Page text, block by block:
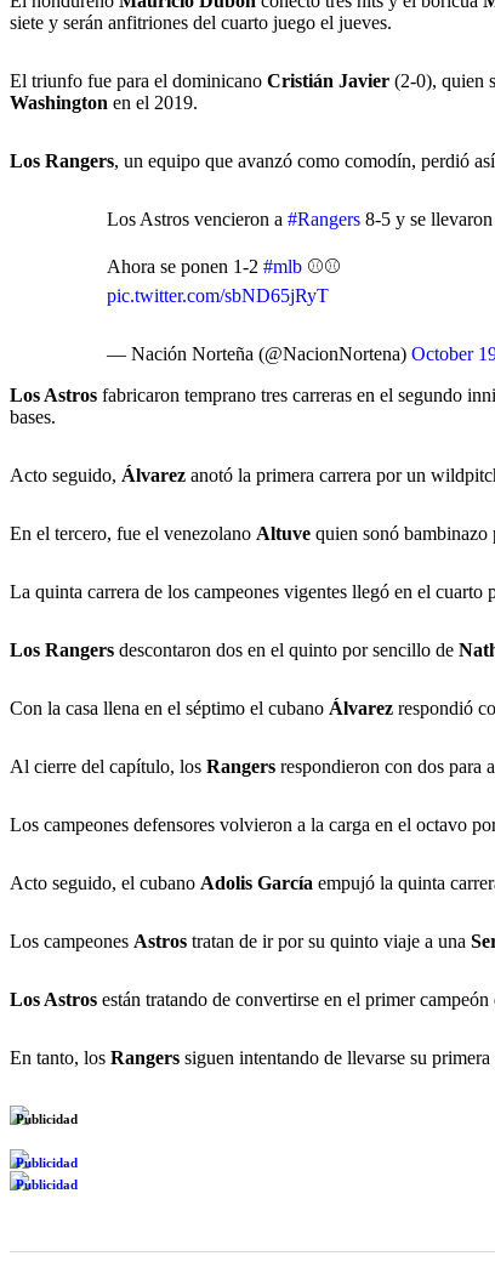
siete y serán anfitriones del cuarto juego el jueves.
El triunfo fue para el dominicano Cristián Javier (2-0), quien
Washington en el 2019.
Los Rangers, un equipo que avanzó como comodín, perdió
Los Astros vencieron a #Rangers 8-5 y se
Ahora se ponen 1-2 #mlb ⚾️⚾️
pic.twitter.com/sbND65jRyT
— Nación Norteña (@NacionNortena) October
Los Astros fabricaron temprano tres carreras en el segundo
bases.
Acto seguido, Álvarez anotó la primera carrera por un
En el tercero, fue el venezolano Altuve quien sonó bambinazo
La quinta carrera de los campeones vigentes llegó en el cuarto
Los Rangers descontaron dos en el quinto por sencillo de
Con la casa llena en el séptimo el cubano Álvarez respondió
Al cierre del capítulo, los Rangers respondieron con dos para
Los campeones defensores volvieron a la carga en el octavo
Acto seguido, el cubano Adolis García empujó la quinta
Los campeones Astros tratan de ir por su quinto viaje a una
Los Astros están tratando de convertirse en el primer campeón
En tanto, los Rangers siguen intentando de llevarse su primera
Publicidad
Publicidad
Publicidad